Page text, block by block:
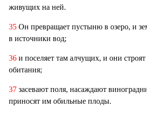
живущих на ней.
35 Он превращает пустыню в озеро, и
в источники вод;
36 и поселяет там алчущих, и они строят
обитания;
37 засевают поля, насаждают
приносят им обильные плоды.